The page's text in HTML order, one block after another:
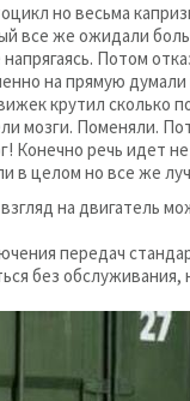
но весьма
все же ожидали
Потом
на прямую
крутил сколько
мозги. Поменяли.
Конечно речь идет
в целом но все же
на двигатель
передач
без обслуживания,